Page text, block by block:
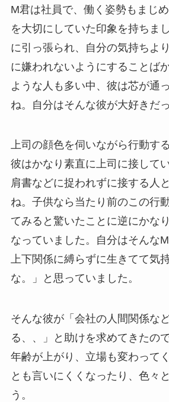
M君は社員で、働く姿勢もまじ
を大切にしていた印象を持ちま
に引っ張られ、自分の気持ちよ
に嫌われないようにすることば
ような人も多い中、彼は芯が通
ね。自分はそんな彼が大好きだ
上司の顔色を伺いながら行動す
彼はかなり素直に上司に接して
肩書などに捉われずに接する人
ね。子供なら当たり前のこの行
てみると驚いたことに逆にかな
なっていました。自分はそんな
上下関係に縛らずに生きてて気
な。」と思っていました。
そんな彼が「会社の人間関係な
る、、」と助けを求めてきたので
年齢が上がり、立場も変わって
とも言いにくくなったり、色々
う。